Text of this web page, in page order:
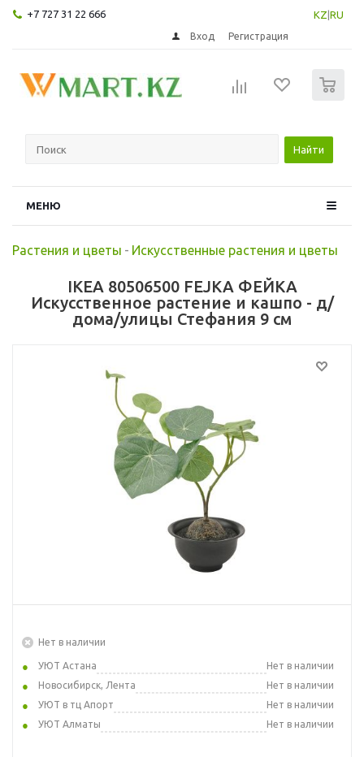
+7 727 31 22 666 KZ RU
Вход Регистрация
Найти
МЕНЮ
Растения и цветы - Искусственные растения и цветы
IKEA 80506500 FEJKA ФЕЙКА
Искусственное растение и кашпо - д/
дома/улицы Стефания 9 см
Нет в наличии
УЮТ Астана
Нет в наличии
Новосибирск, Лента
Нет в наличии
УЮТ в тц Апорт
Нет в наличии
УЮТ Алматы
Нет в наличии